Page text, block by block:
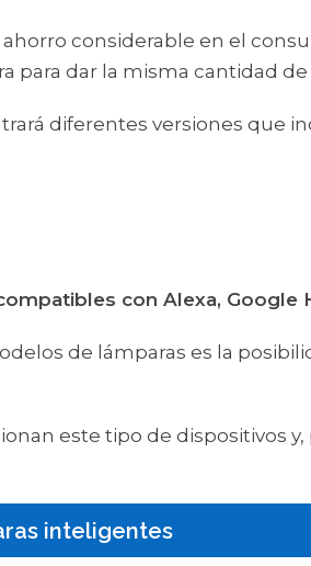
considerable en el
para dar la misma cantidad de
diferentes versiones que
con Alexa, Google
de lámparas es la
este tipo de dispositivos y,
inteligentes